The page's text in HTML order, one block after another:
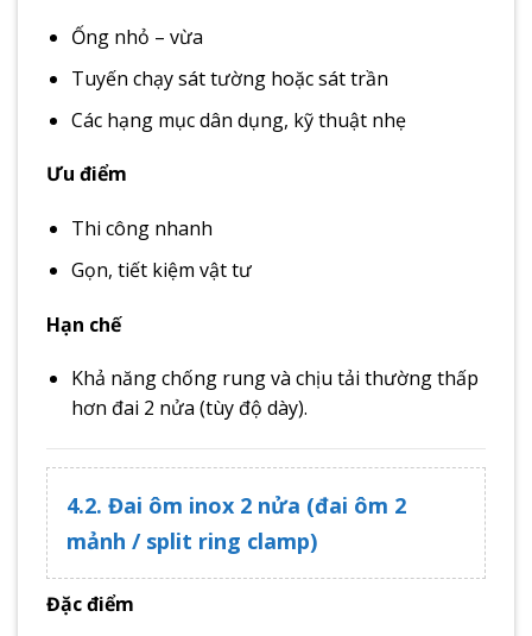
Ống nhỏ – vừa
Tuyến chạy sát tường hoặc sát trần
Các hạng mục dân dụng, kỹ thuật nhẹ
Ưu điểm
Thi công nhanh
Gọn, tiết kiệm vật tư
Hạn chế
Khả năng chống rung và chịu tải thường thấp
hơn đai 2 nửa (tùy độ dày).
4.2. Đai ôm inox 2 nửa (đai ôm 2
mảnh / split ring clamp)
Đặc điểm